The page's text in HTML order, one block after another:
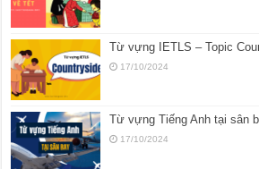
Từ vựng IETLS – Topic
17/10/2024
Từ vựng Tiếng Anh tại sân
17/10/2024